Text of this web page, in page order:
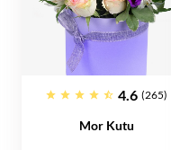
4.6 (265)
Mor Kutu